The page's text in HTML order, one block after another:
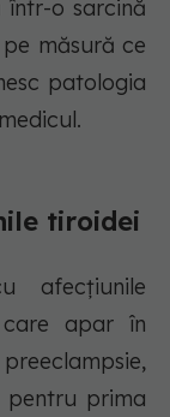
într-o sarcină
măsură ce
patologia
tiroidei
afecțiunile
care apar în
prima